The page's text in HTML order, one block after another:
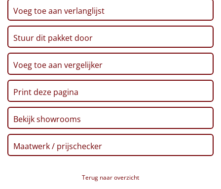
Alle thema's
Artikel
Hitster NIEUW
Pizzarette
Tas
Wake up light
NIEUW
Borrelplank
Marshmallows, 140 gr
Pepermunt, 65 gr
Pannenkoekenmix, 400 gr
Zwarte Thee, 1,5 gr, 20 st
Pinda's, 100 gr
Autodrop, Kerstlimo's, 70 gr
Kerstmagazine 2025
Verpakt in een feestelijke kerstdoos
Voeg toe aan verlanglijst
Stuur dit pakket door
Voeg toe aan vergelijker
Print deze pagina
Bekijk showrooms
Maatwerk / prijschecker
Terug naar overzicht